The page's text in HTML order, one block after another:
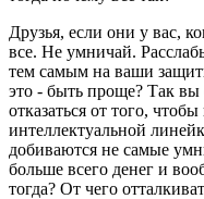
Друзья, если они у вас,
все. Не умничай.
тем самым на ваши
это - быть проще? Так вы
отказаться от того,
интеллектуальной
добиваются не самые
больше всего денег и
тогда? От чего